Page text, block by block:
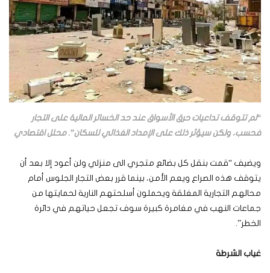
“لم تتوقف تداعيات حرق الأسواق عند حد الخسائر المالية على التجار
فحسب، ولكن سيؤثر ذلك على الإمداد الغذائي للسكان”. محلل اقتصادي
ويضيف “قمت بنقل كل بضائع متجري الى منزلي ولن أعود إلا بعد أن
يتوقف هذه الصراع ويعم الأمن، بينما قرر بعض التجار الجلوس أمام
محالهم التجارية المغلقة ويحملون أسلحتهم النارية لحمايتها من
جماعات النهب في مغامرة كبيرة سوف تجعل حياتهم في دائرة
الخطر”.
غياب الشرطة